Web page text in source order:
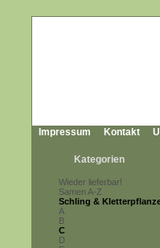
Impressum Kontakt
Kategorien
Wieder lieferbar!
Samen A-Z
Schling &
A
B
C
D